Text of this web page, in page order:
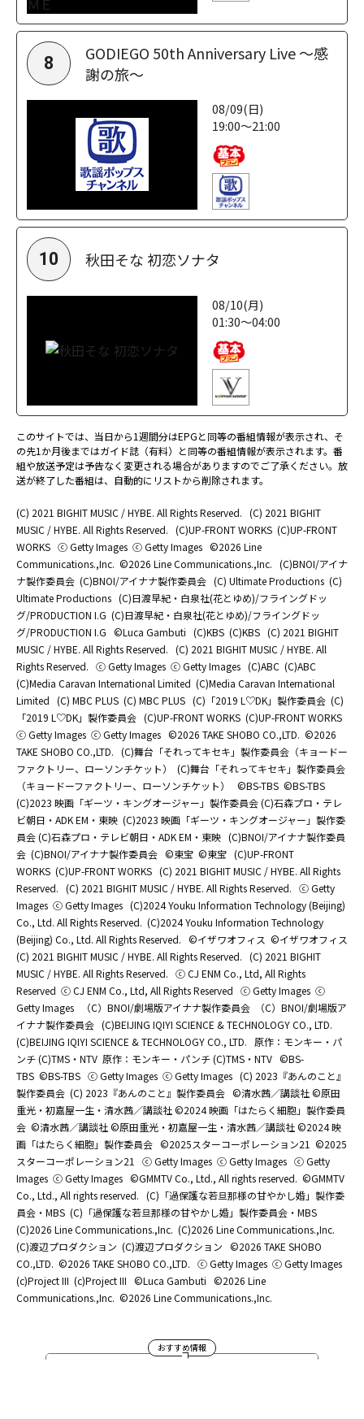
8
GODIEGO 50th Anniversary Live ～感
謝の旅～
08/09(日)
19:00～21:00
10 秋田そな 初恋ソナタ
08/10(月)
01:30～04:00
このサイトでは、当日から1週間分はEPGと同等の番組情報が表示され、そ
の先1か月後まではガイド誌（有料）と同等の番組情報が表示されます。番
組や放送予定は予告なく変更される場合がありますのでご了承ください。放
送が終了した番組は、自動的にリストから削除されます。
(C) 2021 BIGHIT MUSIC / HYBE. All Rights Reserved. (C) 2021 BIGHIT
MUSIC / HYBE. All Rights Reserved. (C)UP-FRONT WORKS (C)UP-FRONT
WORKS ⓒ Getty Images ⓒ Getty Images ©2026 Line
Communications.,Inc. ©2026 Line Communications.,Inc. (C)BNOI/アイナ
ナ製作委員会 (C)BNOI/アイナナ製作委員会 (C) Ultimate Productions (C)
Ultimate Productions (C)日渡早紀・白泉社(花とゆめ)/フライングドッ
グ/PRODUCTION I.G (C)日渡早紀・白泉社(花とゆめ)/フライングドッ
グ/PRODUCTION I.G ©Luca Gambuti (C)KBS (C)KBS (C) 2021 BIGHIT
MUSIC / HYBE. All Rights Reserved. (C) 2021 BIGHIT MUSIC / HYBE. All
Rights Reserved. ⓒ Getty Images ⓒ Getty Images (C)ABC (C)ABC
(C)Media Caravan International Limited (C)Media Caravan International
Limited (C) MBC PLUS (C) MBC PLUS (C)「2019 L♡DK」製作委員会 (C)
「2019 L♡DK」製作委員会 (C)UP-FRONT WORKS (C)UP-FRONT WORKS
ⓒ Getty Images ⓒ Getty Images ©2026 TAKE SHOBO CO.,LTD. ©2026
TAKE SHOBO CO.,LTD. (C)舞台「それってキセキ」製作委員会（キョードー
ファクトリー、ローソンチケット）
(C)舞台「それってキセキ」製作委員会
（キョードーファクトリー、ローソンチケット）
©BS-TBS ©BS-TBS
(C)2023 映画「ギーツ・キングオージャー」製作委員会 (C)石森プロ・テレ
ビ朝日・ADK EM・東映 (C)2023 映画「ギーツ・キングオージャー」製作委
員会 (C)石森プロ・テレビ朝日・ADK EM・東映 (C)BNOI/アイナナ製作委員
会 (C)BNOI/アイナナ製作委員会 ©東宝 ©東宝 (C)UP-FRONT
WORKS (C)UP-FRONT WORKS (C) 2021 BIGHIT MUSIC / HYBE. All Rights
Reserved. (C) 2021 BIGHIT MUSIC / HYBE. All Rights Reserved. ⓒ Getty
Images ⓒ Getty Images (C)2024 Youku Information Technology (Beijing)
Co., Ltd. All Rights Reserved. (C)2024 Youku Information Technology
(Beijing) Co., Ltd. All Rights Reserved. ©イザワオフィス ©イザワオフィス
(C) 2021 BIGHIT MUSIC / HYBE. All Rights Reserved. (C) 2021 BIGHIT
MUSIC / HYBE. All Rights Reserved. ⓒ CJ ENM Co., Ltd, All Rights
Reserved ⓒ CJ ENM Co., Ltd, All Rights Reserved ⓒ Getty Images ⓒ
Getty Images
（C）BNOI/劇場版アイナナ製作委員会
（C）BNOI/劇場版ア
イナナ製作委員会 (C)BEIJING IQIYI SCIENCE & TECHNOLOGY CO., LTD.
(C)BEIJING IQIYI SCIENCE & TECHNOLOGY CO., LTD.
原作：モンキー・パ
ンチ (C)TMS・NTV 原作：モンキー・パンチ (C)TMS・NTV ©BS-
TBS ©BS-TBS ⓒ Getty Images ⓒ Getty Images (C) 2023『あんのこと』
製作委員会 (C) 2023『あんのこと』製作委員会 ©清水茜／講談社 ©原田
重光・初嘉屋一生・清水茜／講談社 ©2024 映画「はたらく細胞」製作委員
会 ©清水茜／講談社 ©原田重光・初嘉屋一生・清水茜／講談社 ©2024 映
画「はたらく細胞」製作委員会 ©2025スターコーポレーション21 ©2025
スターコーポレーション21
ⓒ Getty Images ⓒ Getty Images ⓒ Getty
Images ⓒ Getty Images ©GMMTV Co., Ltd., All rights reserved. ©GMMTV
Co., Ltd., All rights reserved. (C)「過保護な若旦那様の甘やかし婚」製作委
員会・MBS (C)「過保護な若旦那様の甘やかし婚」製作委員会・MBS
(C)2026 Line Communications.,Inc. (C)2026 Line Communications.,Inc.
(C)渡辺プロダクション (C)渡辺プロダクション ©2026 TAKE SHOBO
CO.,LTD. ©2026 TAKE SHOBO CO.,LTD. ⓒ Getty Images ⓒ Getty Images
(c)Project III (c)Project III ©Luca Gambuti ©2026 Line
Communications.,Inc. ©2026 Line Communications.,Inc.
おすすめ情報